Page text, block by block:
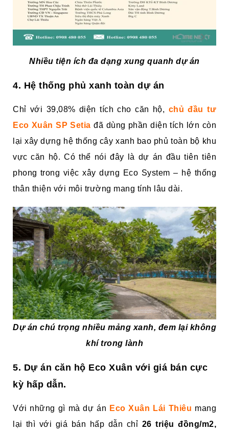
Nhiều tiện ích đa dạng xung quanh dự án
4. Hệ thống phủ xanh toàn dự án
Chỉ với 39,08% diện tích cho căn hộ, chủ đầu tư
Eco Xuân SP Setia đã dùng phần diện tích lớn còn
lại xây dựng hệ thống cây xanh bao phủ toàn bộ khu
vực căn hộ. Có thể nói đây là dự án đầu tiên tiên
phong trong việc xây dựng Eco System – hệ thống
thân thiện với môi trường mang tính lâu dài.
Dự án chú trọng nhiều mảng xanh, đem lại không
khí trong lành
5. Dự án căn hộ Eco Xuân với giá bán cực
kỳ hấp dẫn.
Với những gì mà dự án Eco Xuân Lái Thiêu mang
lại thì với giá bán hấp dẫn chỉ 26 triệu đồng/m2,